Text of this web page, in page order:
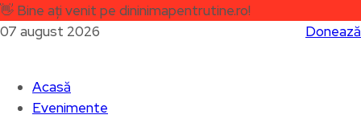
👋 Bine ați venit pe dininimapentrutine.ro!
07 august 2026
Donează
Acasă
Evenimente